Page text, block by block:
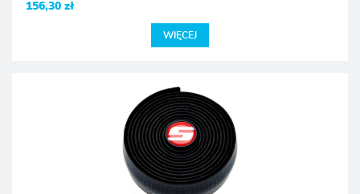
156,30 zł
WIĘCEJ